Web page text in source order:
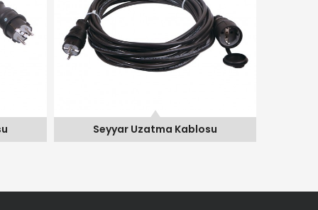
Seyyar Uzatma Kablosu